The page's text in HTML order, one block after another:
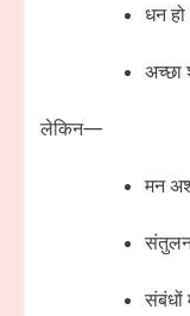
धन हो
अच्छा
लेकिन—
मन
संबंधों